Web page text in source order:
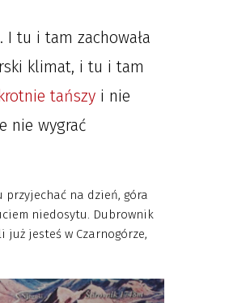
I tu i tam zachowała
klimat, i tu i tam
tańszy i nie
nie wygrać
na dzień, góra
niedosytu. Dubrownik
jesteś w Czarnogórze,